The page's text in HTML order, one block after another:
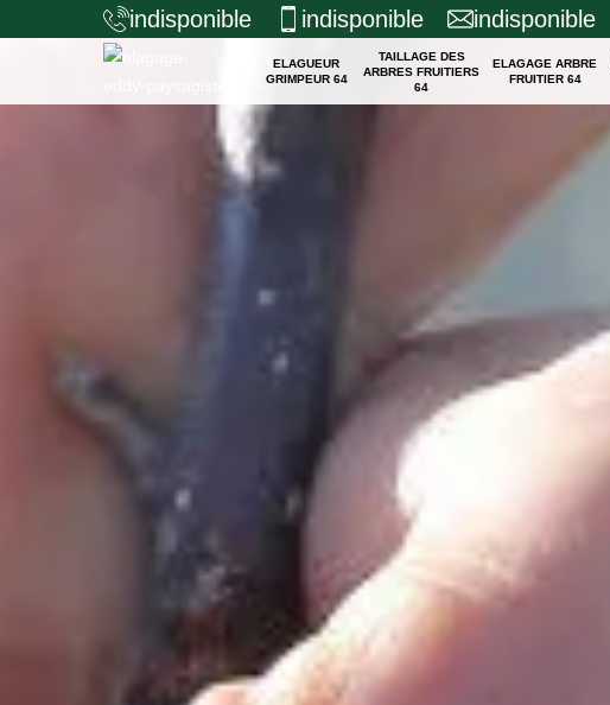
indisponible indisponible indisponible
ELAGUEUR
GRIMPEUR 64
TAILLAGE DES
ARBRES FRUITIERS
64
ELAGAGE ARBRE
FRUITIER 64